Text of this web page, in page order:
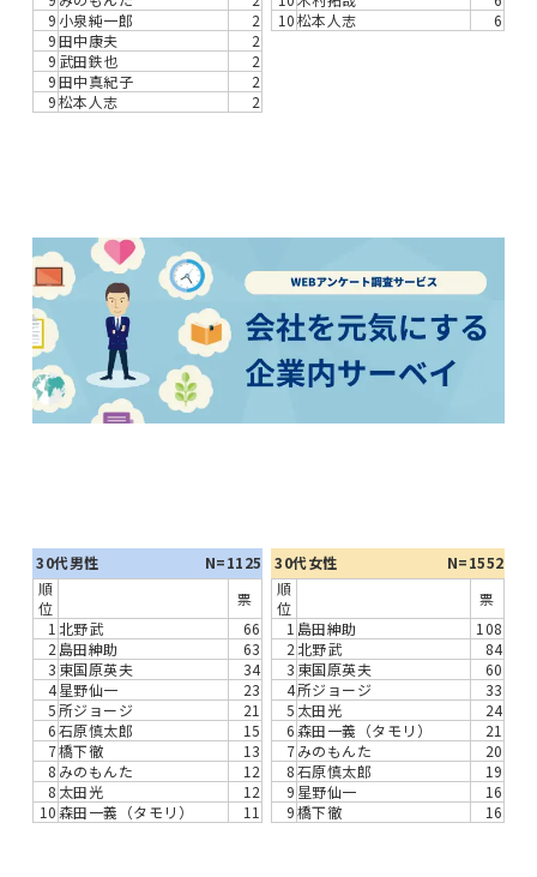
9 小泉純一郎
2
9田中康夫
2
9 武田鉄也
2
9田中真紀子
2
9松本人志 2
10松本人志 6
30代男性 N=1125 30代女性
N=1552
順
位
票
1 北野武
66
2 島田紳助
63
3 東国原英夫
34
4星野仙一
23
5所ジョージ
21
6石原慎太郎
15
7橋下徹
13
8 みのもんた
12
8 太田光
12
10森田一義（タモリ） 11
順
位
票
1 島田紳助
108
2北野武
84
3 東国原英夫
60
4所ジョージ
33
5 太田光
24
6森田一義（タモリ）
21
7みのもんた
20
8石原慎太郎
19
9 星野仙一
16
9橋下徹 16